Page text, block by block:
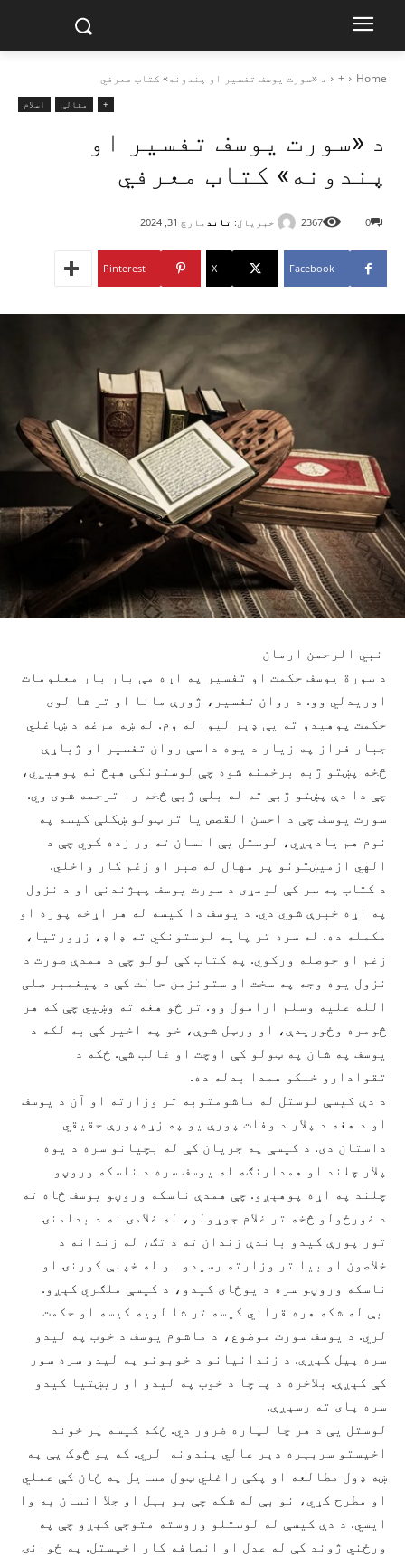
Home
+ د «سورت يوسف تفسير او پندونه» کتاب معرفي
+ مقالې اسلام
د «سورت يوسف تفسير او
پندونه» کتاب معرفي
خبریال: تاند مارچ 31, 2024 0
2367
Facebook
X
Pinterest
نبي الرحمن ارمان
د سورة يوسف حکمت او تفسير په اړه مې بار بار معلومات
اوريدلي وو. د روان تفسير، ژورې مانا او تر شا لوی
حکمت پوهيدو ته يې ډېر ليواله وم. له ښه مرغه د ښاغلي
جبار فراز په زيار د يوه داسې روان تفسير او ژباړې
څخه پښتو ژبه برخمنه شوه چې لوستونکی هېڅ نه پوهیږي،
چې دا دې پښتو ژبې ته له بلې ژبې څخه را ترجمه شوی وي.
سورت يوسف چې د احسن القصص يا تر ټولو ښکلې کیسه په
نوم هم يادېږي، لوستل يې انسان ته ور زده کوي چې د
الهي ازمیښتونو پر مهال له صبر او زغم کار واخلي.
د کتاب په سر کې لومړی د سورت يوسف پېژندنې او د نزول
په اړه خبرې شوي دي. د يوسف دا کیسه له هر اړخه پوره او
مکمله ده. له سره تر پايه لوستونکي ته ډاډ، زړورتيا،
زغم او حوصله ورکوي. په کتاب کې لولو چې د همدې صورت د
نزول يوه وجه په سخت او ستونزمن حالت کې د پيغمبر صلی
الله عليه وسلم ارامول وو. تر څو هغه ته وښيي چې که هر
څومره وځوريدې، او ورټل شوې، خو په اخير کې به لکه د
يوسف په شان په ټولو کې اوچت او غالب شې. ځکه د
تقوادارو خلکو همدا بدله ده.
د دې کیسې لوستل له ماشومتوبه تر وزارته او آن د يوسف
او د هغه د پلار د وفات پورې يو په زړه‌پورې حقیقي
داستان دی. د کیسې په جريان کې له بچيانو سره د يوه
پلار چلند او همدارنګه له یوسف سره د ناسکه وروڼو
چلند په اړه پوهېږو. چې همدې ناسکه وروڼو يوسف څاه ته
د غورځولو څخه تر غلام جوړولو، له غلامۍ نه د بدلمنۍ
تور پورې کيدو باندې زندان ته د تګ، له زندانه د
خلاصون او بيا تر وزارته رسيدو او له خپلې کورنۍ او
ناسکه وروڼو سره د يوځای کيدو، د کیسې ملګري کېږو.
بې له شکه هره قرآني کیسه تر شا لويه کیسه او حکمت
لري. د يوسف سورت موضوع، د ماشوم يوسف د خوب په ليدو
سره پيل کېږې. د زندانيانو د خوبونو په ليدو سره سور
کې کېږې. بلاخره د پاچا د خوب په ليدو او ريښتيا کيدو
سره پای ته رسېږې.
لوستل يې د هر چا لپاره ضرور دي. ځکه کیسه پر خوند
اخیستو سربېره ډېر عالي پندونه لري. که يو څوک يې په
ښه ډول مطالعه او پکې راغلي ټول مسایل په ځان کې عملي
او مطرح کړي، نو بې له شکه چې يو بېل او جلا انسان به وا
ايسي. د دې کیسې له لوستلو وروسته متوجې کېږو چې په
ورځني ژوند کې له عدل او انصافه کار اخيستل. په ځوانۍ